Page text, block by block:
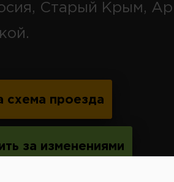
Старый Крым,
схема проезда
за изменениями